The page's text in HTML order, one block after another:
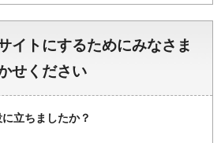
イトにするためにみなさま
せください
立ちましたか？